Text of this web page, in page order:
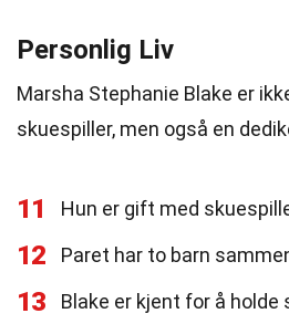
Personlig Liv
Marsha Stephanie Blake er
skuespiller, men også en
11 Hun er gift med
12 Paret har to barn
13
Blake er kjent for å